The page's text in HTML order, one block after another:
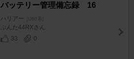
バッテリー管理備忘録 16
ハリアー [U60系]
ぶんた44RXさん
33
0